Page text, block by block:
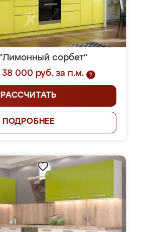
сорбет"
38 000 руб. за п.м.
?
РАССЧИТАТЬ
ПОДРОБНЕЕ